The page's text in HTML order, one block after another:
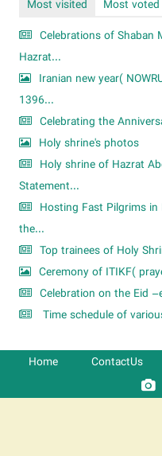
Most visited
Most voted
Celebrations of Shaban
Hazrat...
Iranian new year(
1396...
Celebrating the
Holy shrine's photos
Holy shrine of Hazrat
Statement...
Hosting Fast Pilgrims
the...
Top trainees of Holy
Ceremony of ITIKF(
Celebration on the Eid
Time schedule of
Home ContactUs